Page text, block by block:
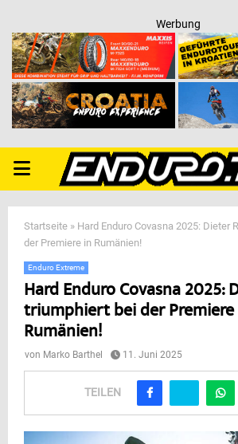
Werbung
PRIMARY
MENU
Startseite » Hard Enduro Covasna 2025: Dieter
der Premiere in Rumänien!
Enduro Extreme
Hard Enduro Covasna 2025:
triumphiert bei der
Rumänien!
von Marko Barthel 11. Juni 2025
TEILEN